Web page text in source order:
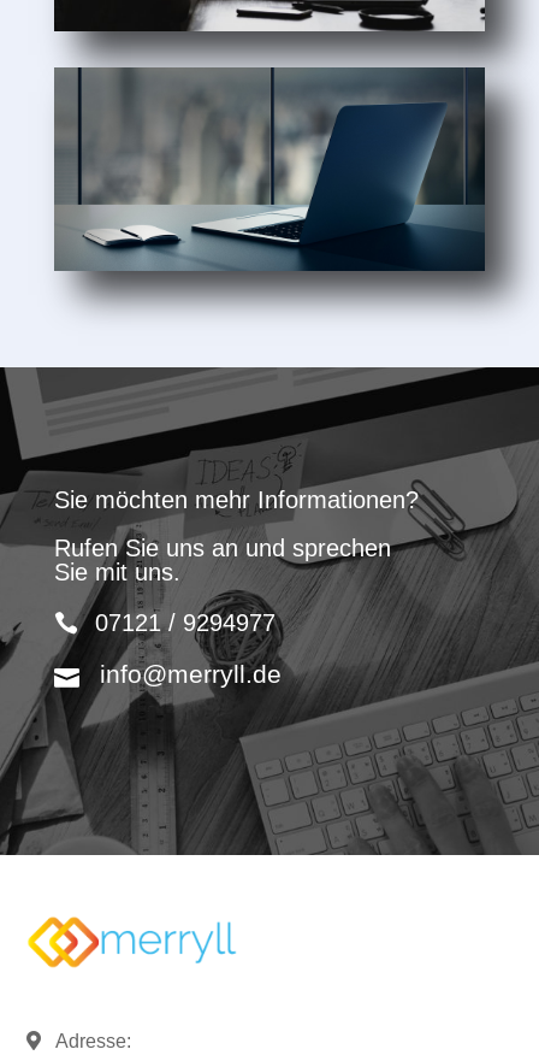
Sie möchten mehr Informationen?
Rufen Sie uns an und sprechen
Sie mit uns.
07121 / 9294977
info@merryll.de
Adresse: